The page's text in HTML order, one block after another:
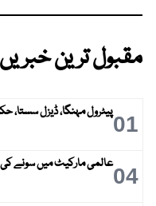
مقبول ترین خبریں
01پیٹرول مہنگا، ڈیزل سستا،
04عالمی مارکیٹ میں سونے